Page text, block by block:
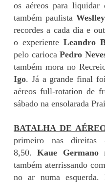
os aéreos para liquidar
também paulista
recordes a cada dia e
o experiente Leandro
pelo cariocaPedro
também mora no
Igo. Já a grande final
aéreos full-rotation de
sábado na ensolarada
BATALHA DE
primeiro nas
8,50.Kaue Germano
também aterrissando
no ar numa esquerda.